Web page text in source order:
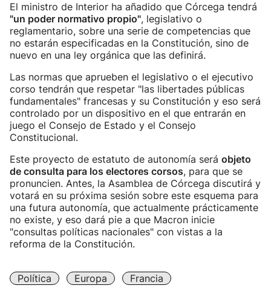
El ministro de Interior ha añadido que Córcega tendrá
"un poder normativo propio", legislativo o
reglamentario, sobre una serie de competencias que
no estarán especificadas en la Constitución, sino de
nuevo en una ley orgánica que las definirá.
Las normas que aprueben el legislativo o el ejecutivo
corso tendrán que respetar "las libertades públicas
fundamentales" francesas y su Constitución y eso será
controlado por un dispositivo en el que entrarán en
juego el Consejo de Estado y el Consejo
Constitucional.
Este proyecto de estatuto de autonomía será objeto
de consulta para los electores corsos, para que se
pronuncien. Antes, la Asamblea de Córcega discutirá y
votará en su próxima sesión sobre este esquema para
una futura autonomía, que actualmente prácticamente
no existe, y eso dará pie a que Macron inicie
"consultas políticas nacionales" con vistas a la
reforma de la Constitución.
Política Europa
Francia